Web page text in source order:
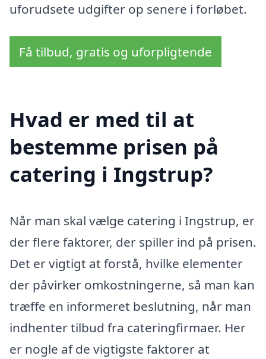
uforudsete udgifter op senere i forløbet.
Få tilbud, gratis og uforpligtende
Hvad er med til at
bestemme prisen på
catering i Ingstrup?
Når man skal vælge catering i Ingstrup, er
der flere faktorer, der spiller ind på prisen.
Det er vigtigt at forstå, hvilke elementer
der påvirker omkostningerne, så man kan
træffe en informeret beslutning, når man
indhenter tilbud fra cateringfirmaer. Her
er nogle af de vigtigste faktorer at